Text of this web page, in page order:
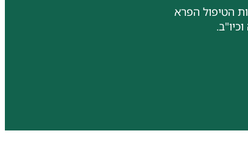
הטיפול הפרא